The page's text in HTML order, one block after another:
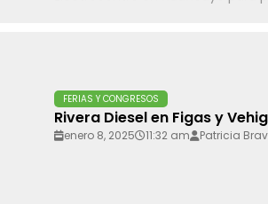
FERIAS Y CONGRESOS
Rivera Diesel en Figas y
enero 8, 2025 11:32 am Patricia